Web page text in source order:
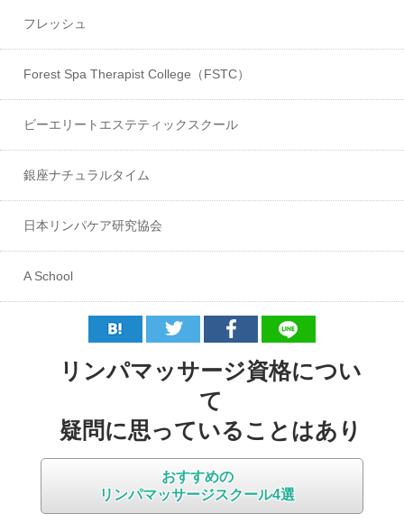
おすすめの
リンパマッサージスクール4選
フレッシュ
Forest Spa Therapist College（FSTC）
ビーエリートエステティックスクール
銀座ナチュラルタイム
日本リンパケア研究協会
A School
リンパマッサージ資格につい
て
疑問に思っていることはあり
ませんか？
リンパマッサージの資格が取れるスクール（通学）